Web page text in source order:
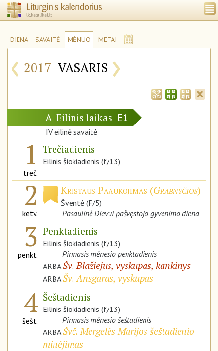
DIENA SAVAITĖ MĖNUO METAI
‹ 2017 VASARIS ›
A Eilinis laikas E1
IV eilinė savaitė
1
treč.
Trečiadienis
Eilinis šiokiadienis (f/13)
2
ketv.
Kristaus Paaukojimas (Grabnyčios)
Šventė (F/5)
Pasaulinė Dievui pašvęstojo gyvenimo diena
3
penkt.
Penktadienis
Eilinis šiokiadienis (f/13)
Pirmasis mėnesio penktadienis
ARBAŠv. Blažiejus, vyskupas, kankinys
ARBAŠv. Ansgaras, vyskupas
4
šešt.
Šeštadienis
Eilinis šiokiadienis (f/13)
Pirmasis mėnesio šeštadienis
ARBAŠvč. Mergelės Marijos šeštadienio
minėjimas